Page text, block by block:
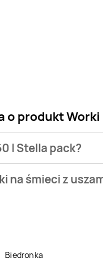
o produkt
l Stella pack?
z uszami 60 l Stella
śmieci z
Biedronka